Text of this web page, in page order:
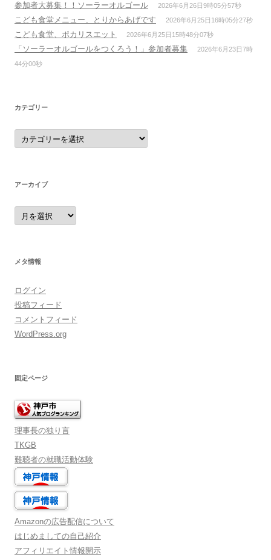
参加者大募集！！ソーラーオルゴール 2026年6月26日9時05分57秒
こども食堂メニュー、とりからあげです 2026年6月25日16時05分27秒
こども食堂、ポカリスエット 2026年6月25日15時48分07秒
「ソーラーオルゴールをつくろう！」参加者募集
2026年6月23日7時
44分00秒
カテゴリー
カ
テ
ゴ
アーカイブ
ア
ー
カ
メタ情報
ログイン
投稿フィード
コメントフィード
WordPress.org
固定ページ
理事長の独り言
TKGB
難聴者の就職活動体験
Amazonの広告配信について
はじめましての自己紹介
アフィリエイト情報開示